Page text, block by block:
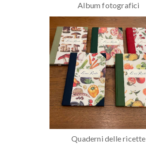
Album fotografici
Quaderni delle ricette